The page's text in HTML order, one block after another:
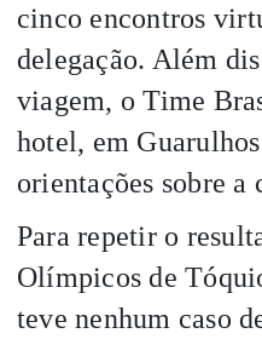
cinco encontros
delegação. Além
viagem, o Time
hotel, em
orientações sobre a
Para repetir o
Olímpicos de
teve nenhum caso